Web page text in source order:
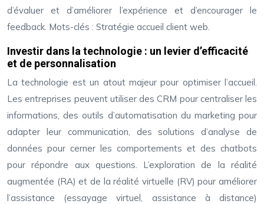
d’évaluer et d’améliorer l’expérience et d’encourager le
feedback. Mots-clés : Stratégie accueil client web.
Investir dans la technologie : un levier d’efficacité
et de personnalisation
La technologie est un atout majeur pour optimiser l’accueil.
Les entreprises peuvent utiliser des CRM pour centraliser les
informations, des outils d’automatisation du marketing pour
adapter leur communication, des solutions d’analyse de
données pour cerner les comportements et des chatbots
pour répondre aux questions. L’exploration de la réalité
augmentée (RA) et de la réalité virtuelle (RV) pour améliorer
l’assistance (essayage virtuel, assistance à distance)